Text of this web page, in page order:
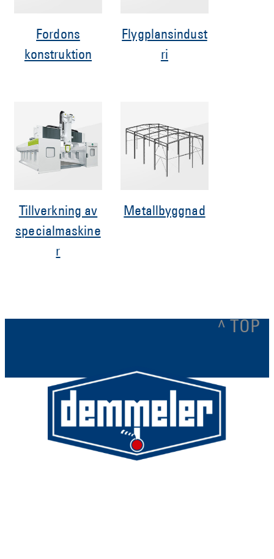
Fordons
konstruktion
Flygplansindust
ri
Tillverkning av
specialmaskine
r
Metallbyggnad
^ TOP